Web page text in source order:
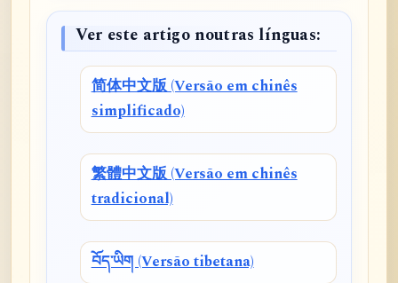
Ver este artigo noutras línguas:
简体中文版 (Versão em chinês
simplificado)
繁體中文版 (Versão em chinês
tradicional)
བོད་ཡིག (Versão tibetana)